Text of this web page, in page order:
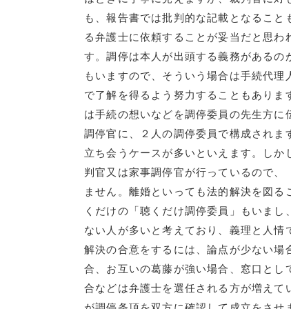
も、報告書では批判的な記載となるこ
る弁護士に依頼することが妥当だと思
す。調停は本人が出頭する義務がある
もいますので、そういう場合は手続代
で了解を得るよう努力することもあり
は手続の想いなどを調停委員の先生方
調停官に、２人の調停委員で構成されま
立ち会うケースが多いといえます。し
判官又は家事調停官が行っているので
ません。離婚といっても法的解決を図
くだけの「聴くだけ調停委員」もいま
ない人が多いと考えており、義理と人
解決の合意をするには、論点が少ない
合、お互いの葛藤が強い場合、窓口と
合などは弁護士を選任される方が増え